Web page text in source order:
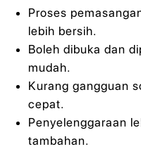
Proses
lebih bersih.
Boleh dibuka dan
mudah.
Kurang gangguan
cepat.
Penyelenggaraan
tambahan.